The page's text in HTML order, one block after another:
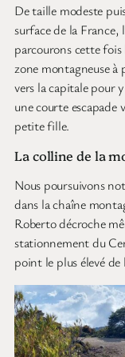
De taille modeste
surface de la France,
parcourons cette fois
zone montagneuse à
vers la capitale pour
une courte
petite fille.
La colline de la
Nous poursuivons
dans la chaîne
Roberto décroche
stationnement du
point le plus élevé